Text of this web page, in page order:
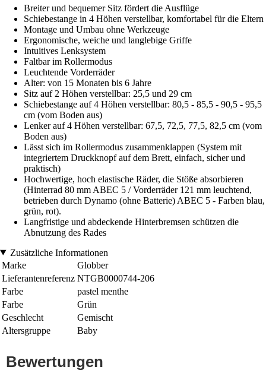
Breiter und bequemer Sitz fördert die Ausflüge
Schiebestange in 4 Höhen verstellbar, komfortabel für die Eltern
Montage und Umbau ohne Werkzeuge
Ergonomische, weiche und langlebige Griffe
Intuitives Lenksystem
Faltbar im Rollermodus
Leuchtende Vorderräder
Alter: von 15 Monaten bis 6 Jahre
Sitz auf 2 Höhen verstellbar: 25,5 und 29 cm
Schiebestange auf 4 Höhen verstellbar: 80,5 - 85,5 - 90,5 - 95,5
cm (vom Boden aus)
Lenker auf 4 Höhen verstellbar: 67,5, 72,5, 77,5, 82,5 cm (vom
Boden aus)
Lässt sich im Rollermodus zusammenklappen (System mit
integriertem Druckknopf auf dem Brett, einfach, sicher und
praktisch)
Hochwertige, hoch elastische Räder, die Stöße absorbieren
(Hinterrad 80 mm ABEC 5 / Vorderräder 121 mm leuchtend,
betrieben durch Dynamo (ohne Batterie) ABEC 5 - Farben blau,
grün, rot).
Langfristige und abdeckende Hinterbremsen schützen die
Abnutzung des Rades
Zusätzliche Informationen
Marke
Globber
Lieferantenreferenz NTGB0000744-206
Farbe
pastel menthe
Farbe
Grün
Geschlecht
Gemischt
Altersgruppe
Baby